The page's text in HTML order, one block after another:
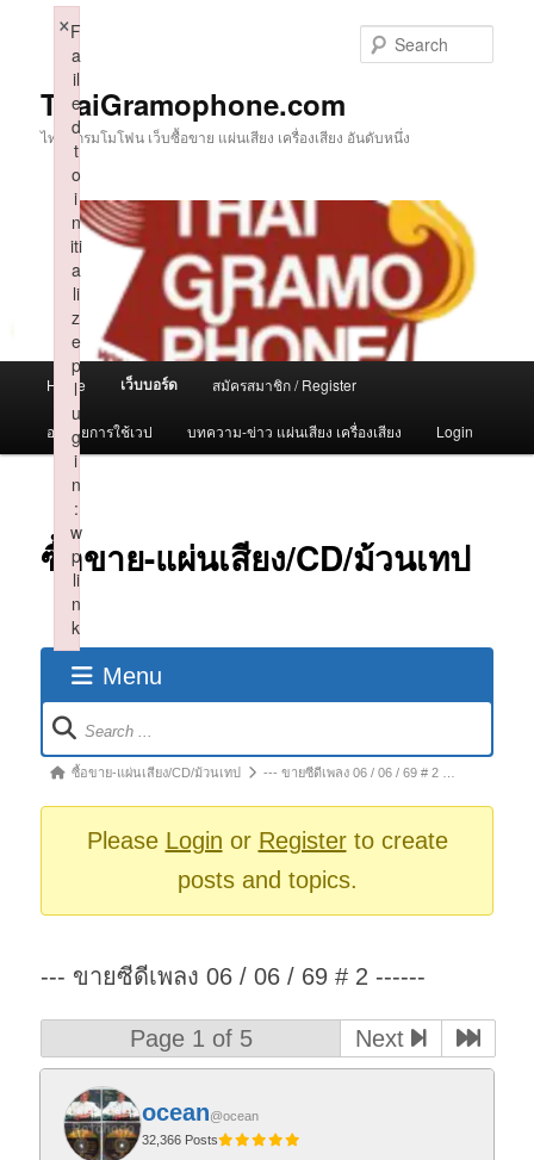
ThaiGramophone.com
ไทยแกรมโมโฟน เว็บซื้อขาย แผ่นเสียง เครื่องเสียง อันดับหนึ่ง
Home เว็บบอร์ด สมัครสมาชิก / Register
อธิบายการใช้เวป บทความ-ข่าว แผ่นเสียง เครื่องเสียง Login
ซื้อขาย-แผ่นเสียง/CD/ม้วนเทป
Menu
Forum
Navigation
Forumซื้อขาย-แผ่นเสียง/CD/ม้วนเทป --- ขายซีดีเพลง 06 / 06 / 69 # 2 …
Please Login or Registerto create
posts and topics.
--- ขายซีดีเพลง 06 / 06 / 69 # 2 ------
Page 1 of 5 Next
ocean@ocean
32,366 Posts
F
a
il
e
d
t
o
i
n
iti
a
li
z
e
p
l
u
g
i
n
:
w
p
li
n
k
×
Failed to initialize plugin: wplink